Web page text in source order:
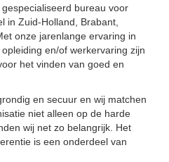
bureau voor
in Zuid-Holland, Brabant,
onze jarenlange ervaring in
en/of werkervaring zijn
het vinden van goed en
en secuur en wij matchen
niet alleen op de harde
wij net zo belangrijk. Het
is een onderdeel van